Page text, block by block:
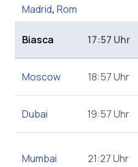
Madrid, Rom
Biasca 17:57 Uhr
Moscow 18:57 Uhr
Dubai 19:57 Uhr
Mumbai 21:27 Uhr